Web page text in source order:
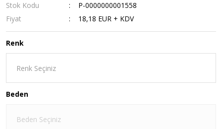
Stok Kodu
P-0000000001558
Fiyat
18,18 EUR + KDV
Renk
Beden